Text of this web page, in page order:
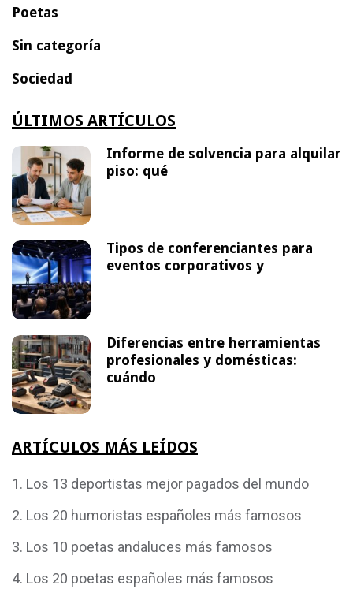
Poetas
Sin categoría
Sociedad
ÚLTIMOS ARTÍCULOS
Informe de solvencia para alquilar
piso: qué
Tipos de conferenciantes para
eventos corporativos y
Diferencias entre herramientas
profesionales y domésticas:
cuándo
ARTÍCULOS MÁS LEÍDOS
Los 13 deportistas mejor pagados del mundo
Los 20 humoristas españoles más famosos
Los 10 poetas andaluces más famosos
Los 20 poetas españoles más famosos